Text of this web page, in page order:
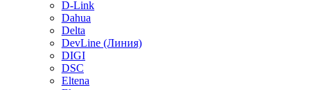
D-Link
Dahua
Delta
DevLine (Линия)
DIGI
DSC
Eltena